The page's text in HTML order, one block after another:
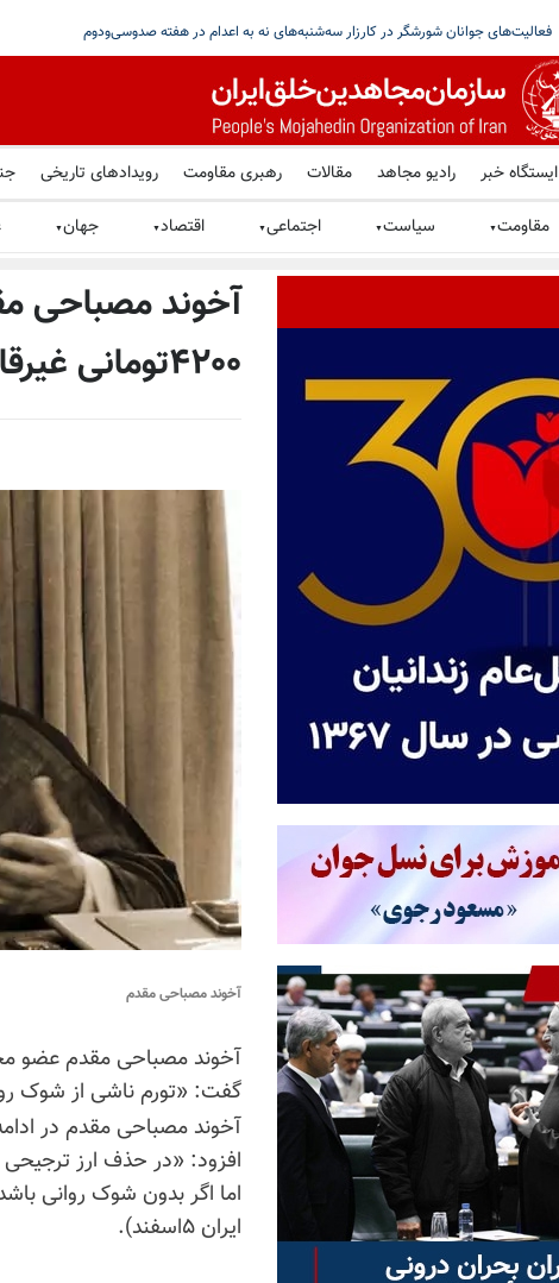
برگزاری میز کتاب توسط هواداران سازمان مجاهدین در گرامیداشت یاد شهیدان قیام سراسری در
ایستگاه خبر رادیو مجاهد مقالات رهبری مقاومت رویدادهای تاریخی
مقاومت▼ سیاست▼ اجتماعی▼ اقتصاد▼ جهان▼
آخوند مصباحی
۴۲۰۰تومانی غیرقابل پیش‌بینی است
آخوند مصباحی مقدم
آخوند مصباحی مقدم عضو
گفت: «تورم ناشی از شوک روانی حذف ارز
آخوند مصباحی مقدم در
افزود: «در حذف ارز
اما اگر بدون شوک روانی
ایران ۵اسفند).